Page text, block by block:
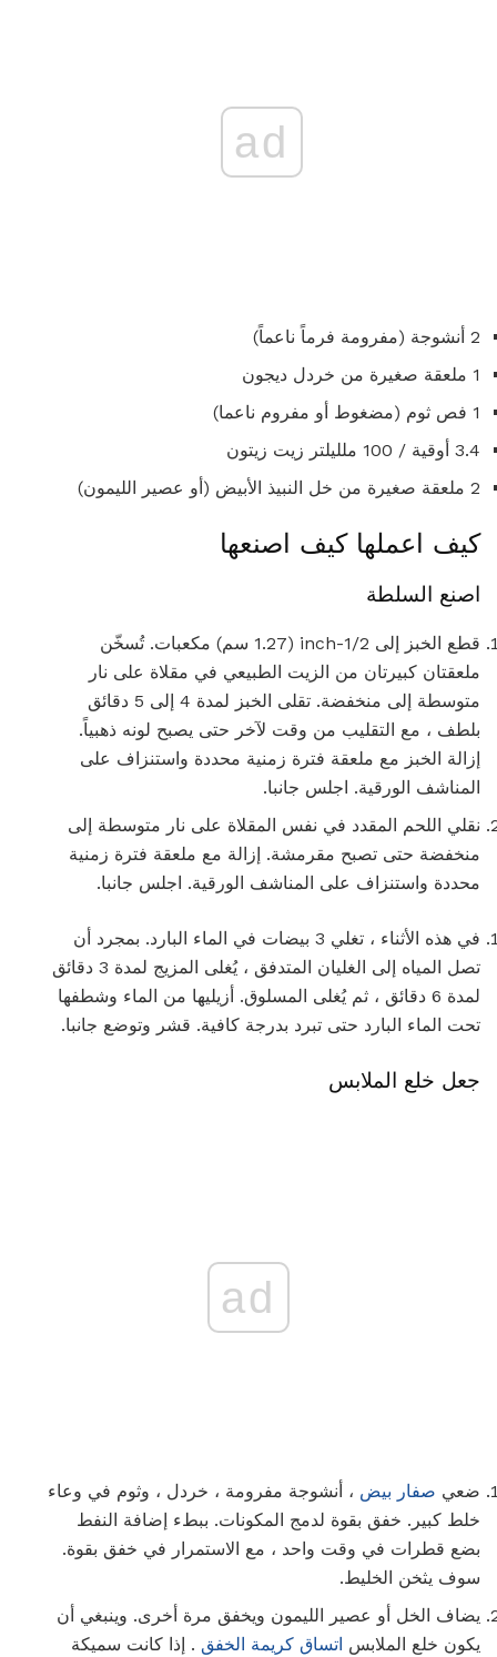
ad
2 أنشوجة (مفرومة فرماً ناعماً)
1 ملعقة صغيرة من خردل ديجون
1 فص ثوم (مضغوط أو مفروم ناعما)
3.4 أوقية / 100 ملليلتر زيت زيتون
2 ملعقة صغيرة من خل النبيذ الأبيض (أو عصير الليمون)
كيف اعملها كيف اصنعها
اصنع السلطة
قطع الخبز إلى 1/2-inch (1.27 سم) مكعبات. تُسخّن
ملعقتان كبيرتان من الزيت الطبيعي في مقلاة على نار
متوسطة إلى منخفضة. تقلى الخبز لمدة 4 إلى 5 دقائق
بلطف ، مع التقليب من وقت لآخر حتى يصبح لونه ذهبياً.
إزالة الخبز مع ملعقة فترة زمنية محددة واستنزاف على
المناشف الورقية. اجلس جانبا.
نقلي اللحم المقدد في نفس المقلاة على نار متوسطة إلى
منخفضة حتى تصبح مقرمشة. إزالة مع ملعقة فترة زمنية
محددة واستنزاف على المناشف الورقية. اجلس جانبا.
في هذه الأثناء ، تغلي 3 بيضات في الماء البارد. بمجرد أن
تصل المياه إلى الغليان المتدفق ، يُغلى المزيج لمدة 3 دقائق
لمدة 6 دقائق ، ثم يُغلى المسلوق. أزيليها من الماء وشطفها
تحت الماء البارد حتى تبرد بدرجة كافية. قشر وتوضع جانبا.
جعل خلع الملابس
ad
ضعي صفار بيض ، أنشوجة مفرومة ، خردل ، وثوم في وعاء
خلط كبير. خفق بقوة لدمج المكونات. ببطء إضافة النفط
بضع قطرات في وقت واحد ، مع الاستمرار في خفق بقوة.
سوف يثخن الخليط.
يضاف الخل أو عصير الليمون ويخفق مرة أخرى. وينبغي أن
يكون خلع الملابس اتساق كريمة الخفق . إذا كانت سميكة